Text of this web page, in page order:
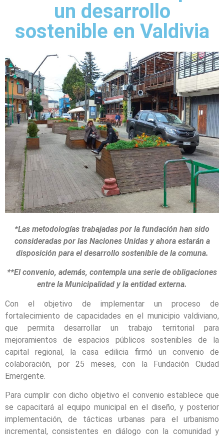
un desarrollo
sostenible en Valdivia
*Las metodologías trabajadas por la fundación han sido
consideradas por las Naciones Unidas y ahora estarán a
disposición para el desarrollo sostenible de la comuna.
**El convenio, además, contempla una serie de obligaciones
entre la Municipalidad y la entidad externa.
Con el objetivo de implementar un proceso de
fortalecimiento de capacidades en el municipio valdiviano,
que permita desarrollar un trabajo territorial para
mejoramientos de espacios públicos sostenibles de la
capital regional, la casa edilicia firmó un convenio de
colaboración, por 25 meses, con la Fundación Ciudad
Emergente.
Para cumplir con dicho objetivo el convenio establece que
se capacitará al equipo municipal en el diseño, y posterior
implementación, de tácticas urbanas para el urbanismo
incremental, consistentes en diálogo con la comunidad y